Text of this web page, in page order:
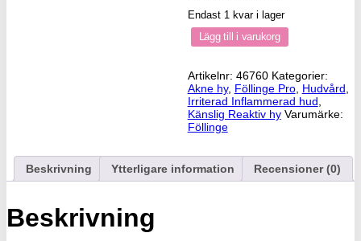
Endast 1 kvar i lager
Lägg till i varukorg
Artikelnr: 46760 Kategorier:
Akne hy, Föllinge Pro, Hudvård
Irriterad Inflammerad hud
Känslig Reaktiv hy Varumärke:
Föllinge
Beskrivning Ytterligare information Recensioner (0)
Beskrivning